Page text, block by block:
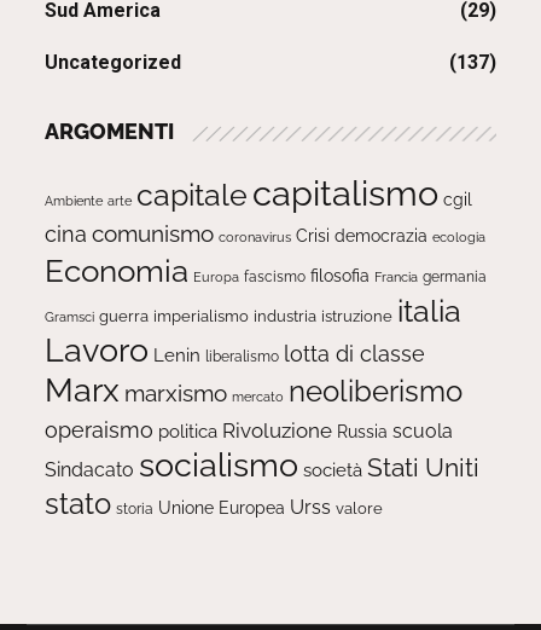
Sud America (29)
Uncategorized (137)
ARGOMENTI
Ambiente arte capitale capitalismo cgil
cina comunismo coronavirus Crisi democrazia ecologia
Economia Europa fascismo filosofia Francia germania
Gramsci guerra imperialismo industria istruzione italia
Lavoro Lenin liberalismo lotta di classe
Marx marxismo mercato neoliberismo
operaismo politica Rivoluzione Russia scuola
Sindacato socialismo società Stati Uniti
stato storia Unione Europea Urss valore